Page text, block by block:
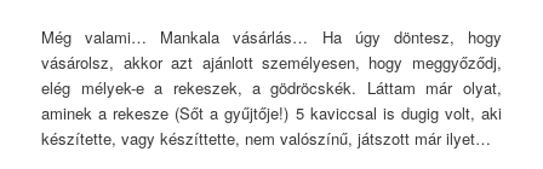
Még valami… Mankala vásárlás… Ha úgy döntesz, hogy
vásárolsz, akkor azt ajánlott személyesen, hogy meggyőződj,
elég mélyek-e a rekeszek, a gödröcskék. Láttam már olyat,
aminek a rekesze (Sőt a gyűjtője!) 5 kaviccsal is dugig volt, aki
készítette, vagy készíttette, nem valószínű, játszott már ilyet…